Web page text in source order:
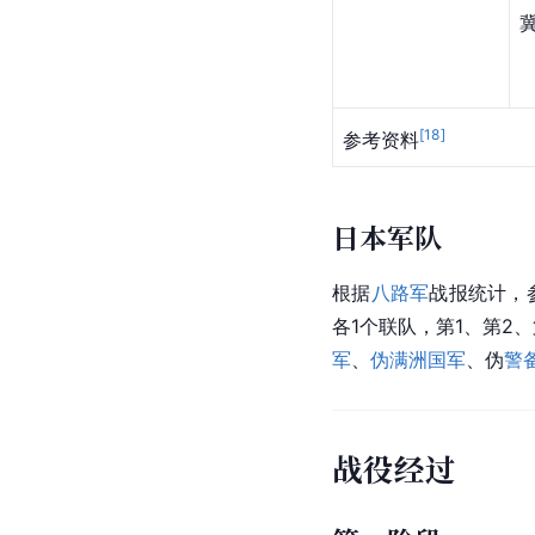
参考资料[18]
日本军队
根据八路军战报统计，
各1个联队，第1、第2
军
伪满洲国军 、伪警
战役经过